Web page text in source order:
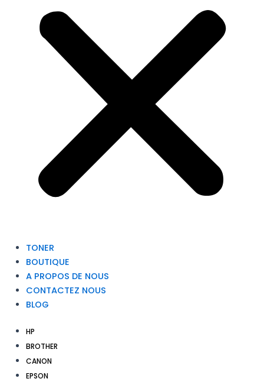
TONER
BOUTIQUE
A PROPOS DE NOUS
CONTACTEZ NOUS
BLOG
HP
BROTHER
CANON
EPSON